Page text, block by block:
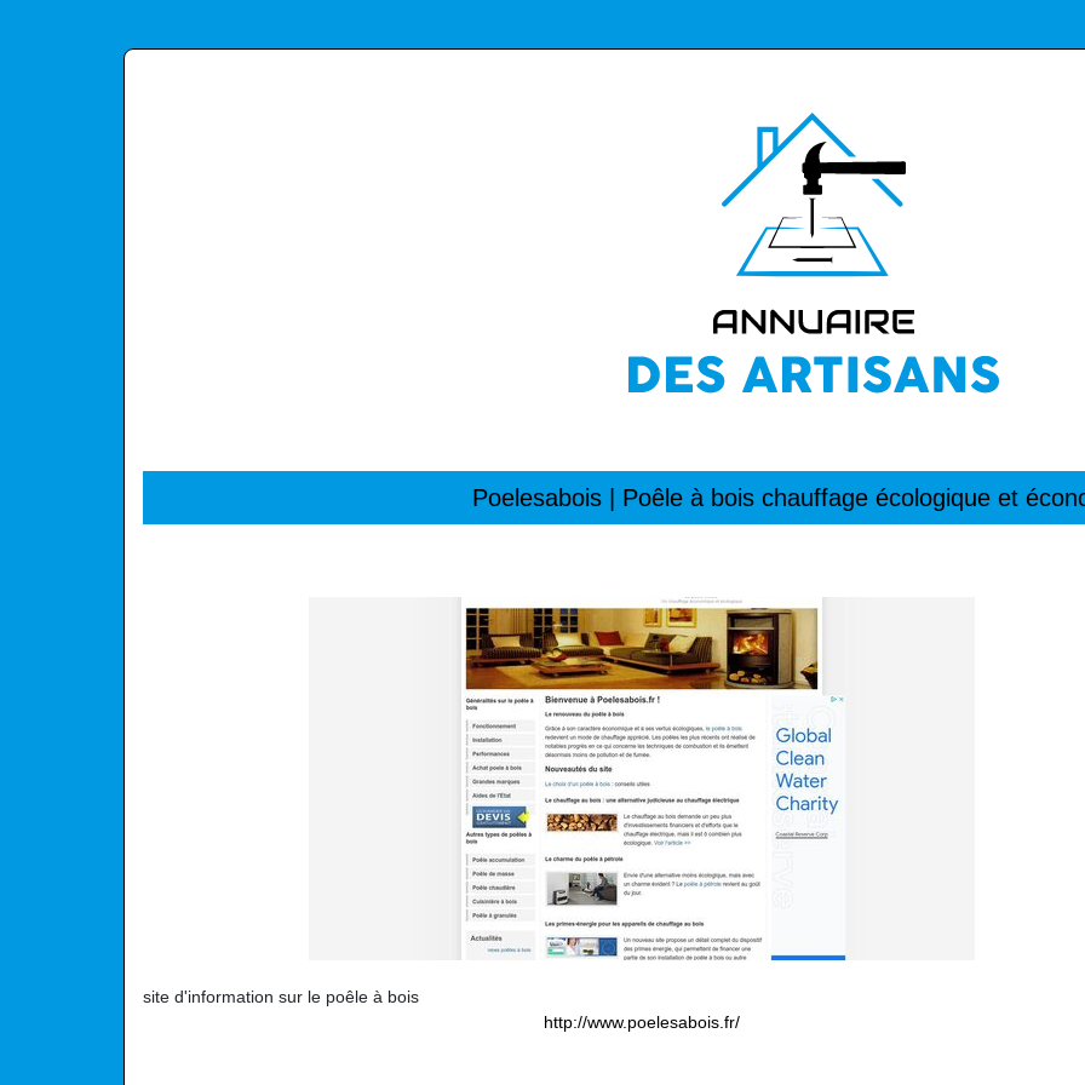
Poelesabois | Poêle à bois chauffage écologique et
site d'information sur le poêle à bois
http://www.poelesabois.fr/